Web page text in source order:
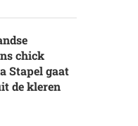
chick
Stapel gaat
de kleren